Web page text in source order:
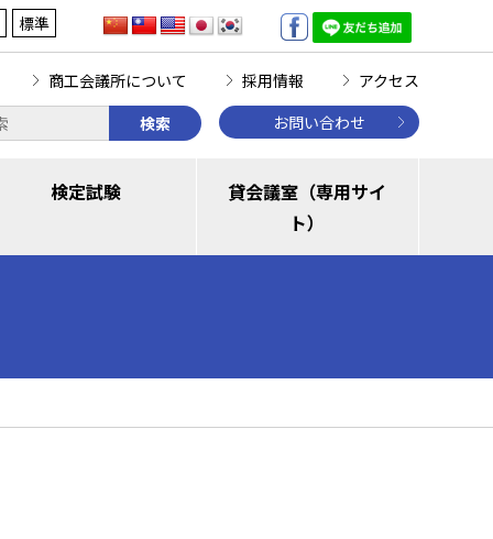
標準
商工会議所について 採用情報
アクセス
検索
お問い合わせ
検定試験
貸会議室（専用サイ
ト）